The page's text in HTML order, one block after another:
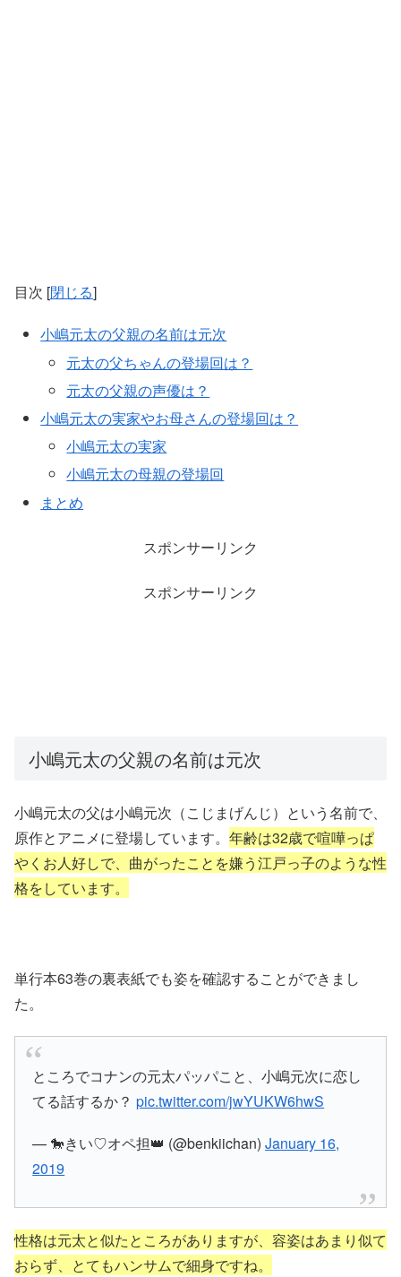
目次 [閉じる]
小嶋元太の父親の名前は元次
元太の父ちゃんの登場回は？
元太の父親の声優は？
小嶋元太の実家やお母さんの登場回は？
小嶋元太の実家
小嶋元太の母親の登場回
まとめ
スポンサーリンク
スポンサーリンク
小嶋元太の父親の名前は元次
小嶋元太の父は小嶋元次（こじまげんじ）という名前で、
原作とアニメに登場しています。 年齢は32歳で喧嘩っぱ
やくお人好しで、曲がったことを嫌う江戸っ子のような性
格をしています。
単行本63巻の裏表紙でも姿を確認することができまし
た。
ところでコナンの元太パッパこと、小嶋元次に恋し
てる話するか？pic.twitter.com/jwYUKW6hwS
— 🐎きい♡オペ担👑 (@benkiichan)January 16,
2019
性格は元太と似たところがありますが、容姿はあまり似て
おらず、とてもハンサムで細身ですね。